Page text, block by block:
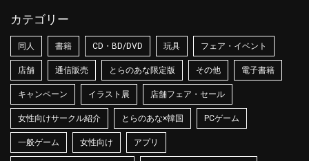
カテゴリー
同人 書籍 CD・BD/DVD 玩具 フェア・イベント
店舗 通信販売 とらのあな限定版 その他 電子書籍
キャンペーン イラスト展 店舗フェア・セール
女性向けサークル紹介 とらのあな×韓国 PCゲーム
一般ゲーム 女性向け アプリ